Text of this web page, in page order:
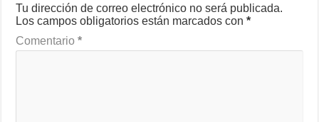
Tu dirección de correo electrónico no será publicada.
Los campos obligatorios están marcados con*
Comentario*